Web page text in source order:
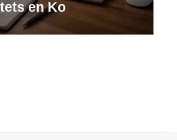
en Ko